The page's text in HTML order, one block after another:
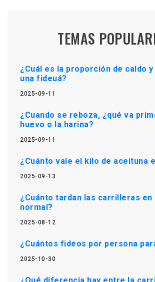
TEMAS
¿Cuál es la proporción de caldo
una fideuá?
2025-09-11
¿Cuando se reboza, ¿qué va
huevo o la harina?
2025-09-11
¿Cuánto vale el kilo de aceituna
2025-09-13
¿Cuánto tardan las carrilleras en
normal?
2025-08-12
¿Cuántos fideos por persona
2025-10-30